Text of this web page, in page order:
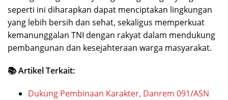
seperti ini diharapkan dapat menciptakan lingkungan
yang lebih bersih dan sehat, sekaligus memperkuat
kemanunggalan TNI dengan rakyat dalam mendukung
pembangunan dan kesejahteraan warga masyarakat.
📚 Artikel Terkait:
Dukung Pembinaan Karakter, Danrem 091/ASN